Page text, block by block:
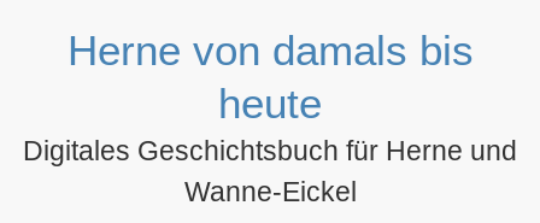
springenHerne von damals bis
heute
Digitales Geschichtsbuch für Herne und
Wanne-Eickel